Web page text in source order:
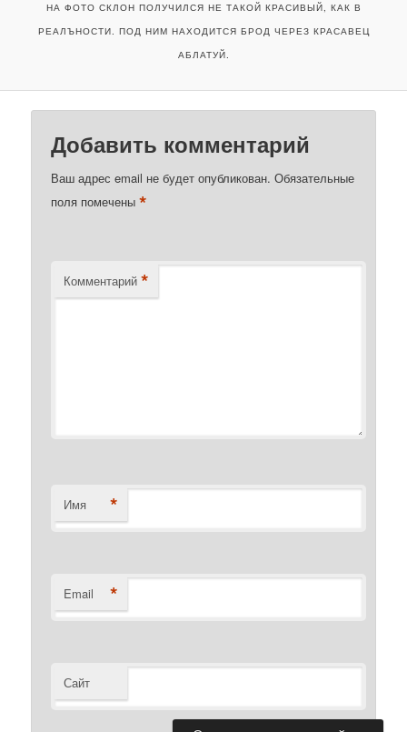
НА ФОТО СКЛОН ПОЛУЧИЛСЯ НЕ ТАКОЙ КРАСИВЫЙ, КАК В
РЕАЛЪНОСТИ. ПОД НИМ НАХОДИТСЯ БРОД ЧЕРЕЗ КРАСАВЕЦ
АБЛАТУЙ.
Добавить комментарий
Ваш адрес email не будет опубликован. Обязательные
поля помечены*
Комментарий *
Имя *
Email *
Сайт